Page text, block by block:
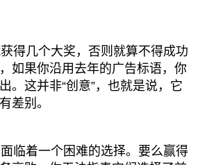
得几个大奖，否则就算不得成功
如果你沿用去年的广告标语，你
。这并非“创意”，也就是说，它
差别。
临着一个困难的选择。要么赢得